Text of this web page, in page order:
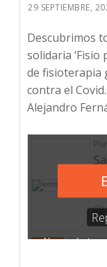
29 SEPTIEMBRE,
Descubrimos
solidaria ‘Fisio
de fisioterapia
contra el
Alejandro